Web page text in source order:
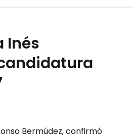
Inés
Bermúdez, confirmó